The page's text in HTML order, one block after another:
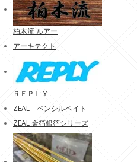
柏木流 ルアー
アーキテクト
ＲＥＰＬＹ
ZEAL ペンシルベイト
ZEAL 金箔銀箔シリーズ